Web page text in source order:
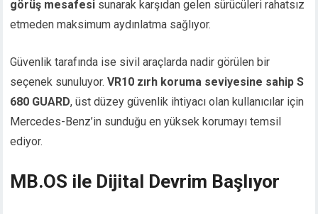
görüş mesafesi sunarak karşıdan gelen sürücüleri rahatsız
etmeden maksimum aydınlatma sağlıyor.
Güvenlik tarafında ise sivil araçlarda nadir görülen bir
seçenek sunuluyor.VR10 zırh koruma seviyesine sahip S
680 GUARD, üst düzey güvenlik ihtiyacı olan kullanıcılar için
Mercedes-Benz’in sunduğu en yüksek korumayı temsil
ediyor.
MB.OS ile Dijital Devrim Başlıyor